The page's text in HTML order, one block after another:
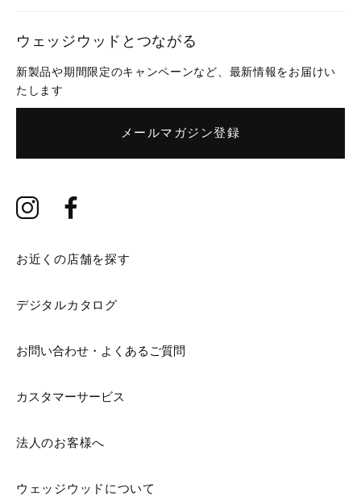
ウェッジウッドとつながる
新製品や期間限定のキャンペーンなど、最新情報をお届けい
たします
メールマガジン登録
お近くの店舗を探す
デジタルカタログ
お問い合わせ・よくあるご質問
カスタマーサービス
法人のお客様へ
ウェッジウッドについて